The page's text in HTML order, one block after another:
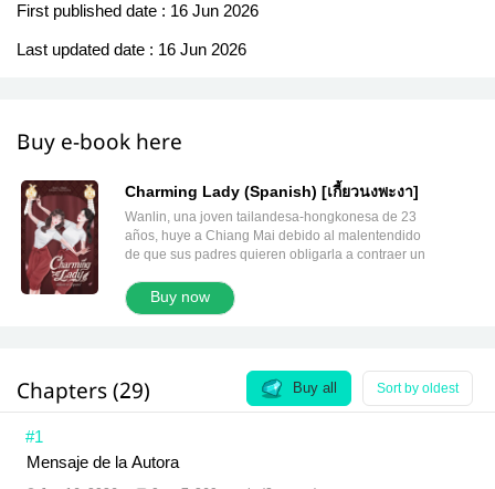
First published date : 16 Jun 2026
Last updated date : 16 Jun 2026
Buy e-book here
Charming Lady (Spanish) [เกี้ยวนงพะงา]
Wanlin, una joven tailandesa-hongkonesa de 23
años, huye a Chiang Mai debido al malentendido
de que sus padres quieren obligarla a contraer un
muchas cosas durante este viaje cambiarán su vida
para siempre; una de ellas será conocer a Ra-ping,
desde el primer momento, y el destino parece
ayudarla a conocerla mejor. Cree que le gusta Ra-
ping. Lo que desconoce es que Ra-ping también ha
se centra en el amor, la vida y la familia, y sigue una
Buy now
Chapters (29) Sort by oldest
Buy all
#1
Mensaje de la Autora